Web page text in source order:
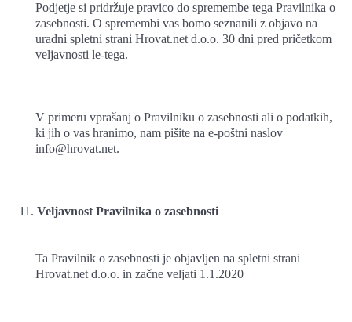
Podjetje si pridržuje pravico do spremembe tega Pravilnika o
zasebnosti. O spremembi vas bomo seznanili z objavo na
uradni spletni strani Hrovat.net d.o.o. 30 dni pred pričetkom
veljavnosti le-tega.
V primeru vprašanj o Pravilniku o zasebnosti ali o podatkih,
ki jih o vas hranimo, nam pišite na e-poštni naslov
info@hrovat.net.
Veljavnost Pravilnika o zasebnosti
Ta Pravilnik o zasebnosti je objavljen na spletni strani
Hrovat.net d.o.o. in začne veljati 1.1.2020